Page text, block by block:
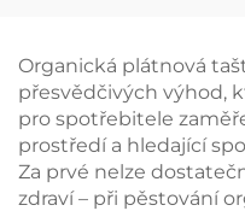
taštičky pro
velkým balením
Organická plátnová
přesvědčivých výhod,
pro spotřebitele
prostředí a hledající
Za prvé nelze
zdraví – při pěstování